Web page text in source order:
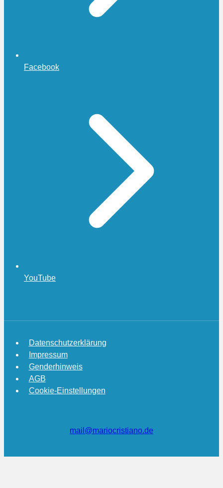
Facebook
YouTube
Datenschutzerklärung
Impressum
Genderhinweis
AGB
Cookie-Einstellungen
mail@mariocristiano.de